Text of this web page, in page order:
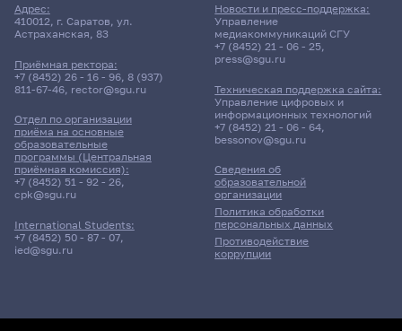
Адрес:
410012, г. Саратов, ул.
Астраханская, 83
Приёмная ректора:
+7 (8452) 26 - 16 - 96, 8 (937)
811-67-46, rector@sgu.ru
Отдел по организации
приёма на основные
образовательные
программы (Центральная
приёмная комиссия):
+7 (8452) 51 - 92 - 26,
cpk@sgu.ru
International Students:
+7 (8452) 50 - 87 - 07,
ied@sgu.ru
Сведения об
образовательной
организации
Политика обработки
персональных данных
Противодействие
коррупции
Новости и пресс-поддержка:
Управление
медиакоммуникаций СГУ
+7 (8452) 21 - 06 - 25,
press@sgu.ru
Техническая поддержка сайта:
Управление цифровых и
информационных технологий
+7 (8452) 21 - 06 - 64,
bessonov@sgu.ru